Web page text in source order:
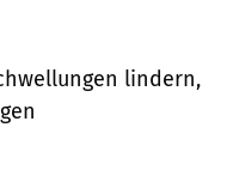
lindern,